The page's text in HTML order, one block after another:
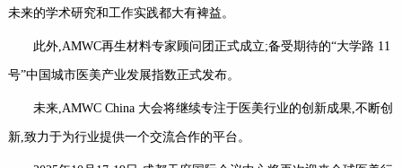
未来的学术研究和工作实践都大有裨益。
此外,AMWC再生材料专家顾问团正式成立;备受期待的“大学路 11
号”中国城市医美产业发展指数正式发布。
未来,AMWC China 大会将继续专注于医美行业的创新成果,不断创
新,致力于为行业提供一个交流合作的平台。